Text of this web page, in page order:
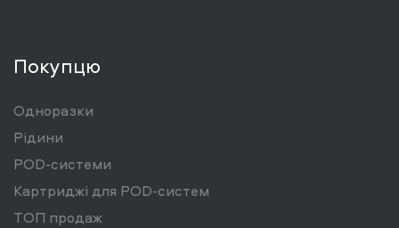
Покупцю
Одноразки
Рідини
POD-системи
Картриджі для POD-систем
ТОП продаж